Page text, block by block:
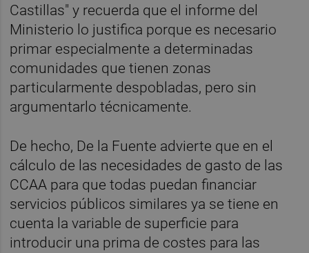
Castillas" y recuerda que el informe del
Ministerio lo justifica porque es necesario
primar especialmente a determinadas
comunidades que tienen zonas
particularmente despobladas, pero sin
argumentarlo técnicamente.
De hecho, De la Fuente advierte que en el
cálculo de las necesidades de gasto de las
CCAA para que todas puedan financiar
servicios públicos similares ya se tiene en
cuenta la variable de superficie para
introducir una prima de costes para las